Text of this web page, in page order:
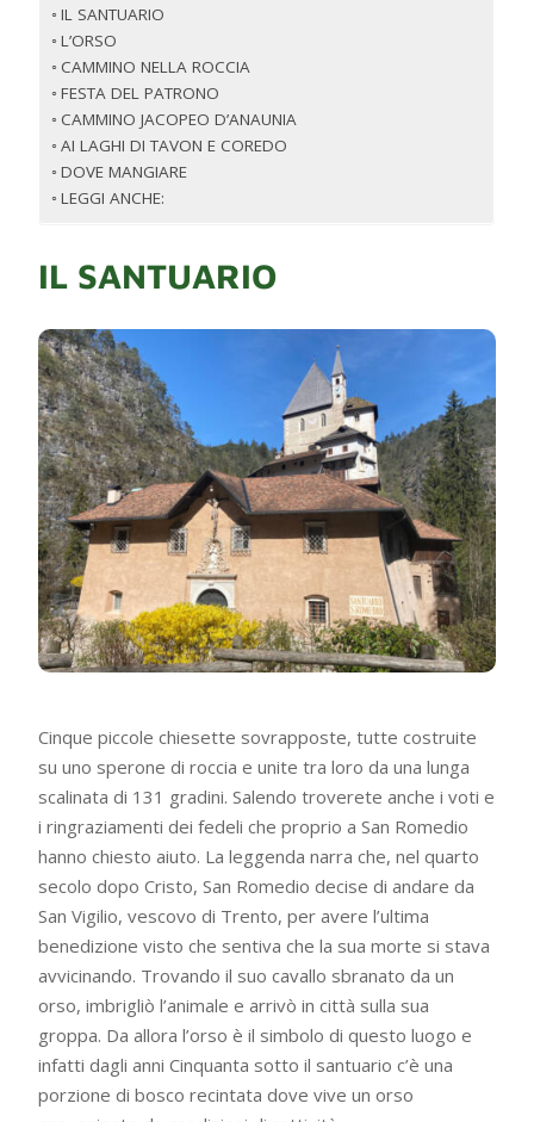
IL SANTUARIO
L’ORSO
CAMMINO NELLA ROCCIA
FESTA DEL PATRONO
CAMMINO JACOPEO D’ANAUNIA
AI LAGHI DI TAVON E COREDO
DOVE MANGIARE
LEGGI ANCHE:
IL SANTUARIO
Cinque piccole chiesette sovrapposte, tutte costruite
su uno sperone di roccia e unite tra loro da una lunga
scalinata di 131 gradini. Salendo troverete anche i voti e
i ringraziamenti dei fedeli che proprio a San Romedio
hanno chiesto aiuto. La leggenda narra che, nel quarto
secolo dopo Cristo, San Romedio decise di andare da
San Vigilio, vescovo di Trento, per avere l’ultima
benedizione visto che sentiva che la sua morte si stava
avvicinando. Trovando il suo cavallo sbranato da un
orso, imbrigliò l’animale e arrivò in città sulla sua
groppa. Da allora l’orso è il simbolo di questo luogo e
infatti dagli anni Cinquanta sotto il santuario c’è una
porzione di bosco recintata dove vive un orso